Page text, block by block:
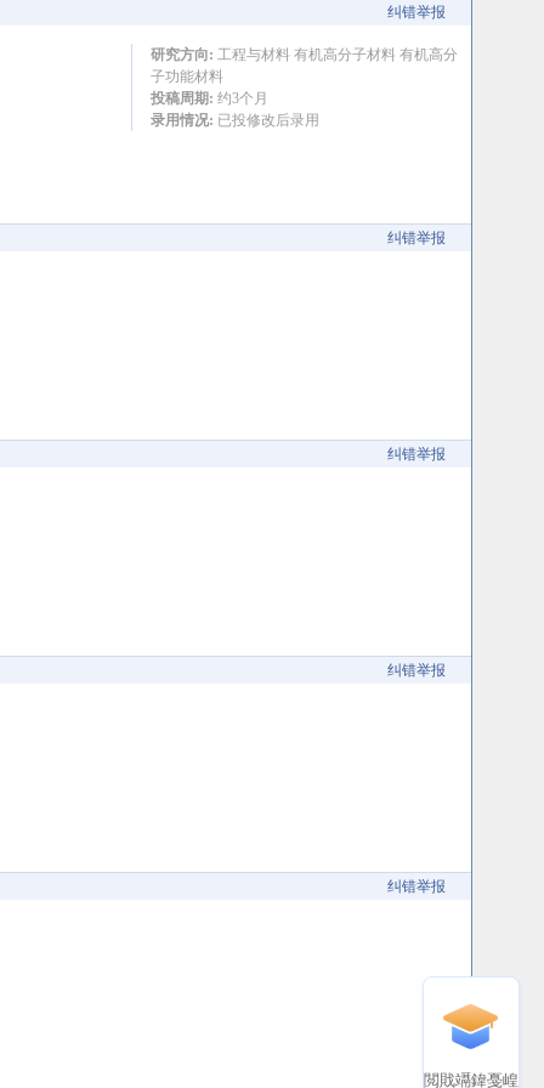
纠错举报
研究方向: 工程与材料 有机高分子材料 有机高分
子功能材料
投稿周期: 约3个月
录用情况: 已投修改后录用
纠错举报
纠错举报
纠错举报
纠错举报
閲戝竵鍏戞崲